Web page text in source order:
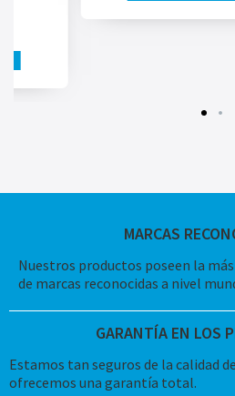
MARCAS
Nuestros productos poseen la
de marcas reconocidas a nivel
GARANTÍA EN LOS
Estamos tan seguros de la calidad
ofrecemos una garantía total.